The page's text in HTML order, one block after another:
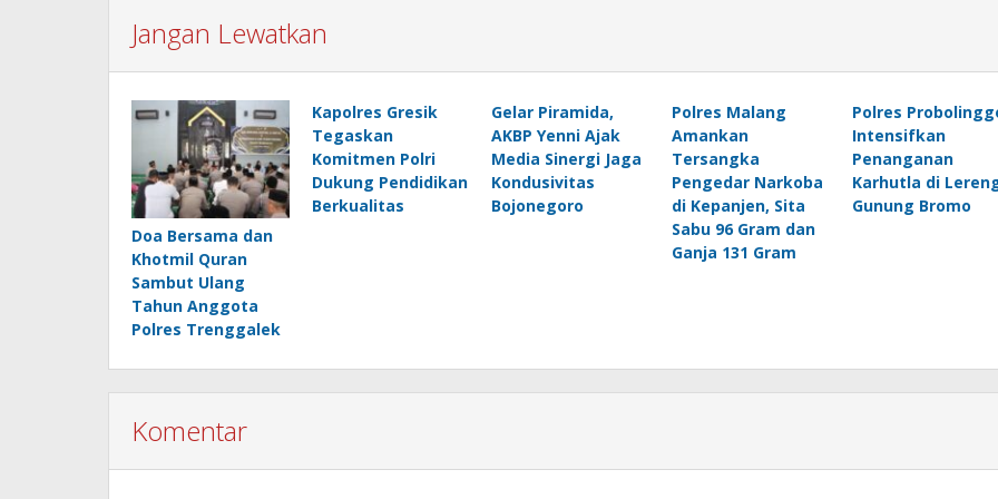
Jangan Lewatkan
Doa Bersama dan
Khotmil Quran
Sambut Ulang
Tahun Anggota
Polres Trenggalek
Kapolres Gresik
Tegaskan
Komitmen Polri
Dukung Pendidikan
Berkualitas
Gelar Piramida,
AKBP Yenni Ajak
Media Sinergi Jaga
Kondusivitas
Bojonegoro
Polres Malang
Amankan
Tersangka
Pengedar Narkoba
di Kepanjen, Sita
Sabu 96 Gram dan
Ganja 131 Gram
Polres
Intensifkan
Penanganan
Karhutla di
Gunung Bromo
Komentar